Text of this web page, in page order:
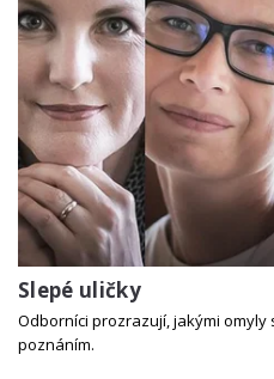
Slepé uličky
Odborníci prozrazují, jakými omyly
poznáním.